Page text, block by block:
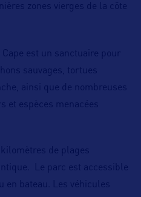
zones vierges de la côte
Cape est un sanctuaire pour
sauvages, tortues
ainsi que de nombreuses
et espèces menacées
de plages
Le parc est accessible
en bateau. Les véhicules